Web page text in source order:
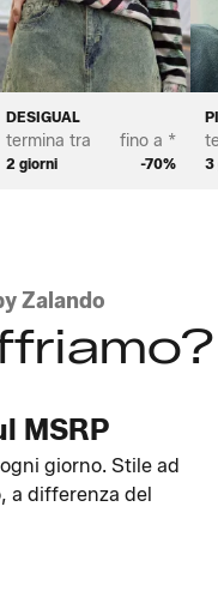
DESIGUAL
termina tra
2 giorni
fino a *
-70% 3
Zalando
MSRP
giorno. Stile ad
a differenza del